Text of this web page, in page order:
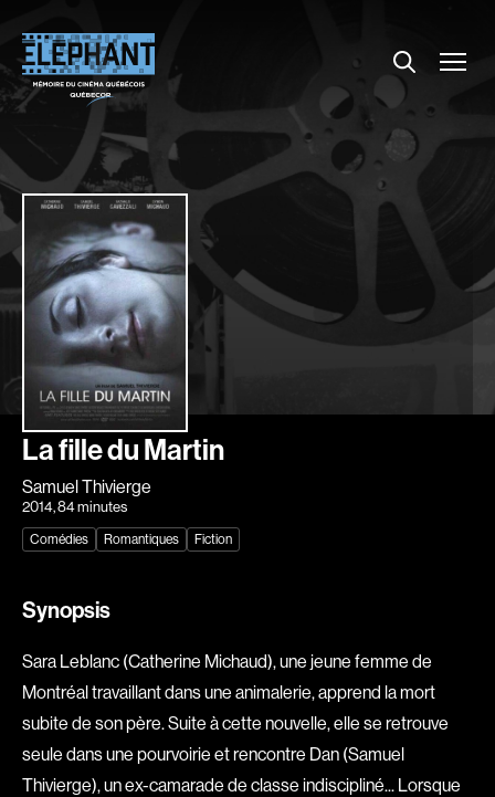
Menu
Explorer le répertoire
Projections
Entrevues
Nouvelles
À propos
Dossiers
Comment louer un film ?
Contact
FAQ
About us
Explorer par
Animation
Art
Aventure
Biographiques
Comédies musicales
La fille du Martin
Samuel Thivierge
2014, 84 minutes
Comédies Romantiques Fiction
Synopsis
Sara Leblanc (Catherine Michaud), une jeune femme de
Montréal travaillant dans une animalerie, apprend la mort
subite de son père. Suite à cette nouvelle, elle se retrouve
seule dans une pourvoirie et rencontre Dan (Samuel
Thivierge), un ex-camarade de classe indiscipliné... Lorsque